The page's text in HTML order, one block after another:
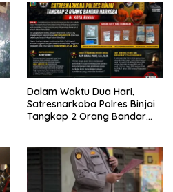
Dalam Waktu Dua Hari,
Satresnarkoba Polres Binjai
Tangkap 2 Orang Bandar